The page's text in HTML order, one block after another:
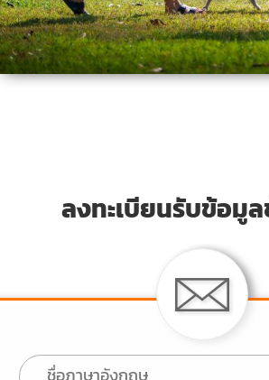
ลงทะเบียนรับข้อมูล